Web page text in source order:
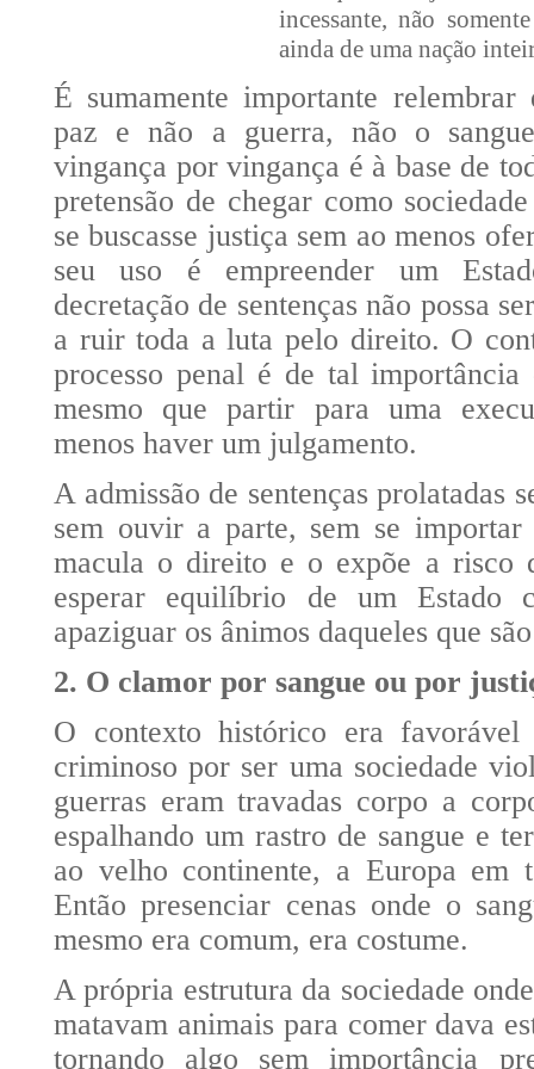
incessante, não
ainda de uma nação
É sumamente importante
paz e não a guerra, não o
vingança por vingança é à base de
pretensão de chegar como
se buscasse justiça sem ao menos
seu uso é empreender um
decretação de sentenças não possa
a ruir toda a luta pelo direito. O
processo penal é de tal
mesmo que partir para uma
menos haver um julgamento.
A admissão de sentenças prolatadas
sem ouvir a parte, sem se importar
macula o direito e o expõe a risco
esperar equilíbrio de um Estado
apaziguar os ânimos daqueles que
2. O clamor por sangue ou por
O contexto histórico era favorável
criminoso por ser uma sociedade
guerras eram travadas corpo a
espalhando um rastro de sangue e
ao velho continente, a Europa em
Então presenciar cenas onde o
mesmo era comum, era costume.
A própria estrutura da sociedade
matavam animais para comer dava
tornando algo sem importância